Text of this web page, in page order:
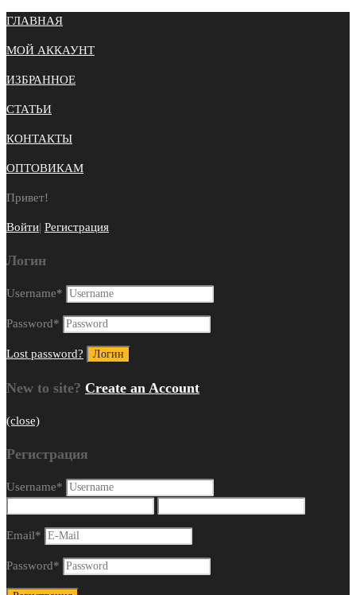
ГЛАВНАЯ
МОЙ АККАУНТ
ИЗБРАННОЕ
СТАТЬИ
КОНТАКТЫ
ОПТОВИКАМ
Привет!
Войти| Регистрация
Логин
Username*
Password*
Lost password?
New to site? Create an Account
(close)
Регистрация
Username*
Email*
Password*